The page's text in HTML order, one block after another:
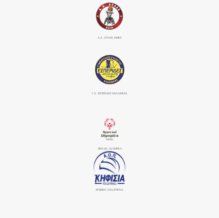
Α.Σ. ΑΤΛΑΣ ΑΜΕΑ
Γ.Σ. ΕΣΠΕΡΙΔΕΣ ΚΑΛΛΙΘΕΑΣ
SPECIAL OLYMPICS
ΚΗΦΙΣΙΆ VOLLEYBALL